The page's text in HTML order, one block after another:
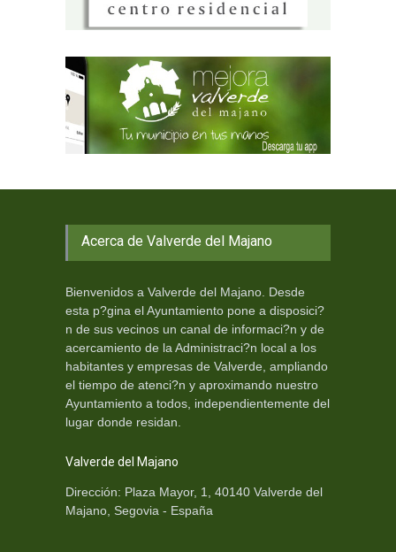
Acerca de Valverde del Majano
Bienvenidos a Valverde del Majano. Desde
esta p?gina el Ayuntamiento pone a disposici?
n de sus vecinos un canal de informaci?n y de
acercamiento de la Administraci?n local a los
habitantes y empresas de Valverde, ampliando
el tiempo de atenci?n y aproximando nuestro
Ayuntamiento a todos, independientemente del
lugar donde residan.
Valverde del Majano
Dirección: Plaza Mayor, 1, 40140 Valverde del
Majano, Segovia - España